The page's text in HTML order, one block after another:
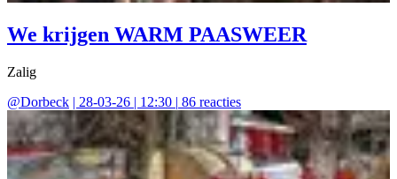
We krijgen WARM PAASWEER
Zalig
@Dorbeck | 28-03-26 | 12:30 | 86 reacties